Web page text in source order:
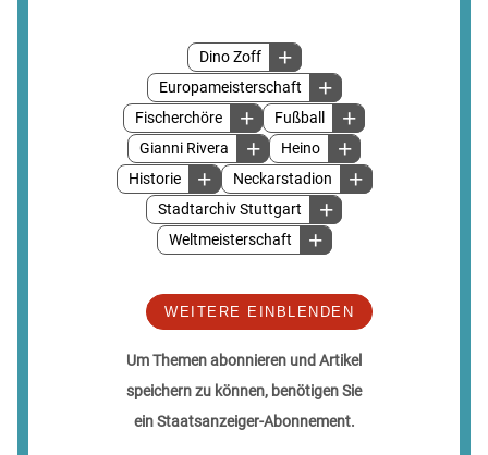
Dino Zoff
Europameisterschaft
Fischerchöre
Fußball
Gianni Rivera
Heino
Historie
Neckarstadion
Stadtarchiv Stuttgart
Weltmeisterschaft
WEITERE EINBLENDEN
Um Themen abonnieren und Artikel
speichern zu können, benötigen Sie
ein Staatsanzeiger-Abonnement.